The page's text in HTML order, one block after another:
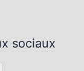
sociaux